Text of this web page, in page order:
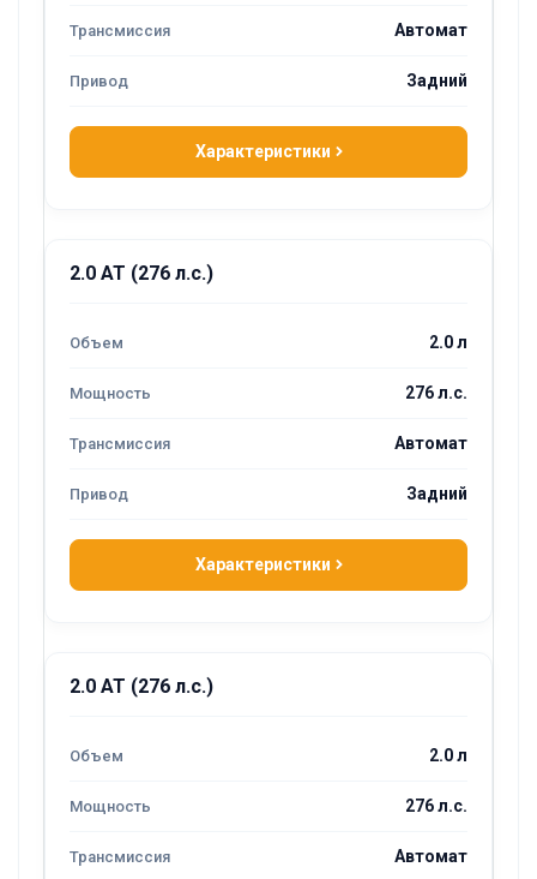
Автомат
Задний
Характеристики
2.0 AT (276 л.с.)
2.0 л
276 л.с.
Автомат
Задний
Характеристики
2.0 AT (276 л.с.)
2.0 л
276 л.с.
Автомат